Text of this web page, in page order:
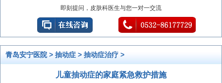
即刻提问，皮肤科医生与您一对一交流
青岛安宁医院> 抽动症 > 抽动症治疗 >
儿童抽动症的家庭紧急救护措施